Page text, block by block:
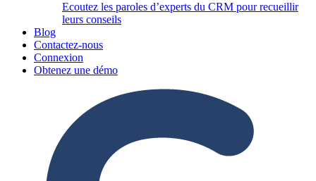
Ecoutez les paroles d’experts du CRM pour recueillir
leurs conseils
Blog
Contactez-nous
Connexion
Obtenez une démo